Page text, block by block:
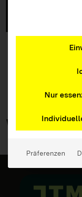
Weitere
Nur
Präferenzen